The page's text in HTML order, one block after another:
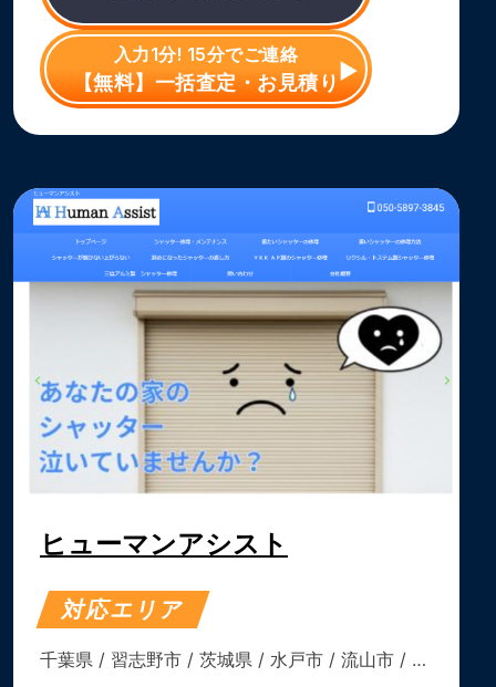
入力1分! 15分でご連絡
【無料】一括査定・お見積り
ヒューマンアシスト
対応エリア
千葉県 / 習志野市 / 茨城県 / 水戸市 / 流山市 / …